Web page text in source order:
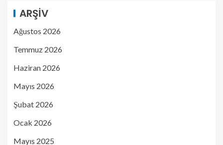
ARŞIV
Ağustos 2026
Temmuz 2026
Haziran 2026
Mayıs 2026
Şubat 2026
Ocak 2026
Mayıs 2025